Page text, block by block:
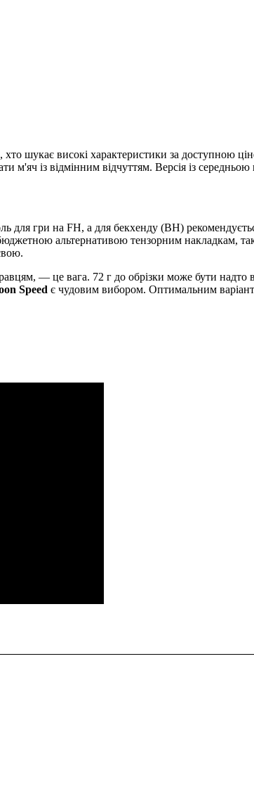
шукає високі характеристики за доступною
із відмінним відчуттям. Версія із
для гри на FH, а для бекхенду (BH)
альтернативою тензорним накладкам,
— це вага. 72 г до обрізки може бути
Speed є чудовим вибором. Оптимальним